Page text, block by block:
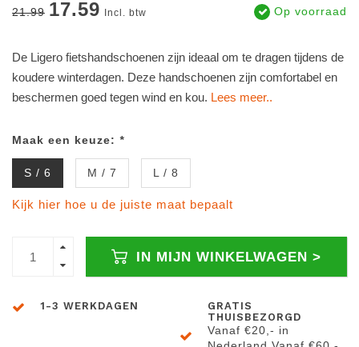
21.99 17.59 Incl. btw Op voorraad
De Ligero fietshandschoenen zijn ideaal om te dragen tijdens de
koudere winterdagen. Deze handschoenen zijn comfortabel en
beschermen goed tegen wind en kou. Lees meer..
Maak een keuze: *
S / 6 M / 7 L / 8
Kijk hier hoe u de juiste maat bepaalt
IN MIJN WINKELWAGEN >
1-3 WERKDAGEN
GRATIS
THUISBEZORGD
Vanaf €20,- in